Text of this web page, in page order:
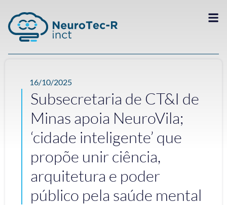
16/10/2025
Subsecretaria de CT&I de
Minas apoia NeuroVila;
‘cidade inteligente’ que
propõe unir ciência,
arquitetura e poder
público pela saúde mental